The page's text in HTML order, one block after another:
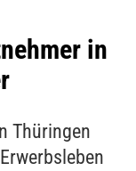
in
Thüringen